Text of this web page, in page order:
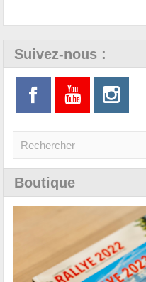
Suivez-nous :
Boutique